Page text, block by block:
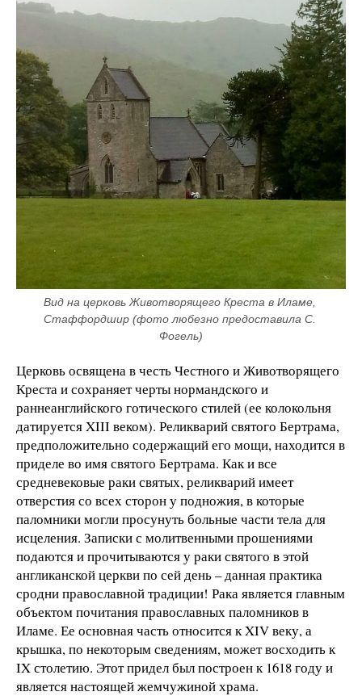
Вид на церковь Животворящего Креста в Иламе,
Стаффордшир (фото любезно предоставила С.
Фогель)
Церковь освящена в честь Честного и Животворящего
Креста и сохраняет черты нормандского и
раннеанглийского готического стилей (ее колокольня
датируется XIII веком). Реликварий святого Бертрама,
предположительно содержащий его мощи, находится в
приделе во имя святого Бертрама. Как и все
средневековые раки святых, реликварий имеет
отверстия со всех сторон у подножия, в которые
паломники могли просунуть больные части тела для
исцеления. Записки с молитвенными прошениями
подаются и прочитываются у раки святого в этой
англиканской церкви по сей день – данная практика
сродни православной традиции! Рака является главным
объектом почитания православных паломников в
Иламе. Ее основная часть относится к XIV веку, а
крышка, по некоторым сведениям, может восходить к
IX столетию. Этот придел был построен к 1618 году и
является настоящей жемчужиной храма.